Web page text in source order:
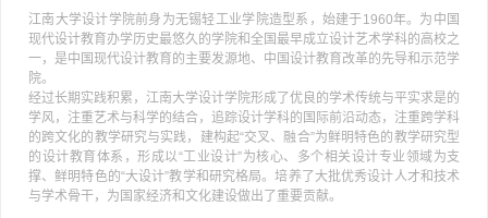
江南大学设计学院前身为无锡轻工业学院造型系，始建于1960年。为中国
现代设计教育办学历史最悠久的学院和全国最早成立设计艺术学科的高校之
一，是中国现代设计教育的主要发源地、中国设计教育改革的先导和示范学
院。
经过长期实践积累，江南大学设计学院形成了优良的学术传统与平实求是的
学风，注重艺术与科学的结合，追踪设计学科的国际前沿动态，注重跨学科
的跨文化的教学研究与实践，建构起“交叉、融合”为鲜明特色的教学研究型
的设计教育体系，形成以“工业设计”为核心、多个相关设计专业领域为支
撑、鲜明特色的“大设计”教学和研究格局。培养了大批优秀设计人才和技术
与学术骨干，为国家经济和文化建设做出了重要贡献。